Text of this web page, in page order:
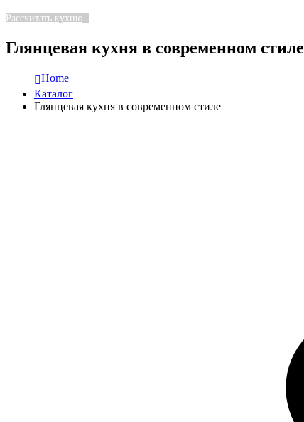
Рассчитать кухню
Глянцевая кухня в современном стиле
Home
Каталог
Глянцевая кухня в современном стиле